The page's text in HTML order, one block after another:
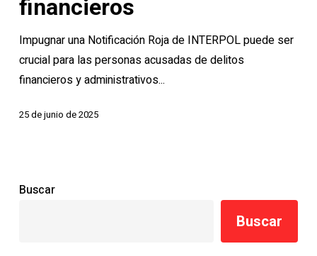
financieros
financieros
Impugnar una Notificación Roja de INTERPOL puede ser
crucial para las personas acusadas de delitos
financieros y administrativos...
25 de junio de 2025
Buscar
Buscar